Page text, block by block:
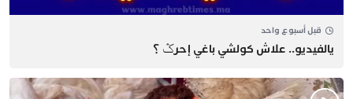
قبل أسبوع واحد
يالفيديو.. علاش كولشي باغي إحرݣ ؟